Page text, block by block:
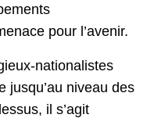
pour l’avenir.
nationalistes
jusqu’au niveau des
il s’agit